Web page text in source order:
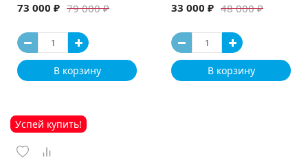
79 000 ₽
73 000 ₽
В корзину
48 000 ₽
33 000 ₽
В корзину
Успей купить!